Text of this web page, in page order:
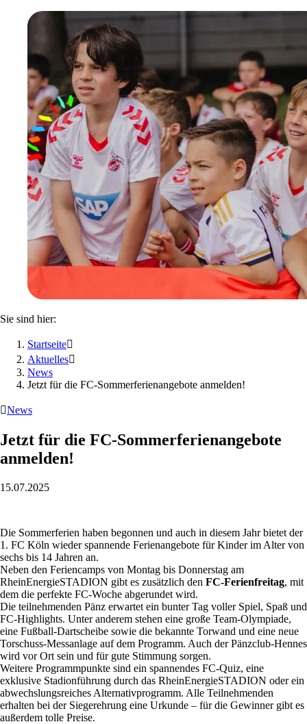
Sie sind hier:
Startseite
Aktuelles
News
Jetzt für die FC-Sommerferienangebote anmelden!
News
Jetzt für die FC-Sommerferienangebote
anmelden!
15.07.2025
Die Sommerferien haben begonnen und auch in diesem Jahr bietet der
1. FC Köln wieder spannende Ferienangebote für Kinder im Alter von
sechs bis 14 Jahren an.
Neben den Feriencamps von Montag bis Donnerstag am
RheinEnergieSTADION gibt es zusätzlich den FC-Ferienfreitag, mit
dem die perfekte FC-Woche abgerundet wird.
Die teilnehmenden Pänz erwartet ein bunter Tag voller Spiel, Spaß und
FC-Highlights. Unter anderem stehen eine große Team-Olympiade,
eine Fußball-Dartscheibe sowie die bekannte Torwand und eine neue
Torschuss-Messanlage auf dem Programm. Auch der Pänzclub-Hennes
wird vor Ort sein und für gute Stimmung sorgen.
Weitere Programmpunkte sind ein spannendes FC-Quiz, eine
exklusive Stadionführung durch das RheinEnergieSTADION oder ein
abwechslungsreiches Alternativprogramm. Alle Teilnehmenden
erhalten bei der Siegerehrung eine Urkunde – für die Gewinner gibt es
außerdem tolle Preise.